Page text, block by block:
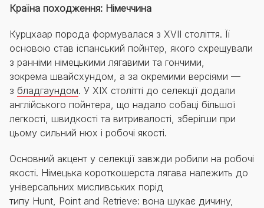
Країна походження: Німеччина
Курцхаар порода формувалася з XVII століття. Її
основою став іспанський пойнтер, якого схрещували
з ранніми німецькими лягавими та гончими,
зокрема швайсхундом, а за окремими версіями —
з бладгаундом. У XIX столітті до селекції додали
англійського пойнтера що надало собаці більшої
легкості швидкості та витривалості зберігши при
цьому сильний нюх і робочі якості.
Основний акцент у селекції завжди робили на робочі
якості. Німецька короткошерста лягава належить до
універсальних мисливських порід
типу Hunt, Point and Retrieve: вона шукає дичину,